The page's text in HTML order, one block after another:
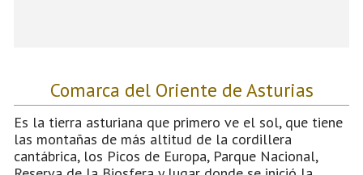
Comarca del Oriente de Asturias
Es la tierra asturiana que primero ve el sol, que tiene
las montañas de más altitud de la cordillera
cantábrica, los Picos de Europa, Parque Nacional,